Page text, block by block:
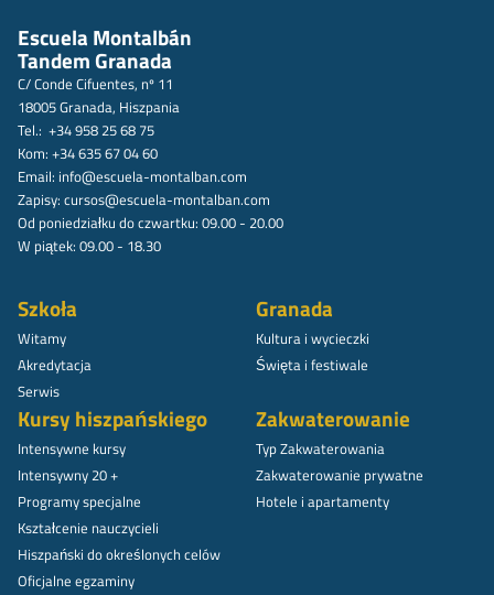
Escuela Montalbán
Tandem Granada
C/ Conde Cifuentes, nº 11
18005 Granada, Hiszpania
Tel.: +34 958 25 68 75
Kom: +34 635 67 04 60
Email: info@escuela-montalban.com
Zapisy: cursos@escuela-montalban.com
Od poniedziałku do czwartku: 09.00 - 20.00
W piątek: 09.00 - 18.30
Szkoła
Witamy
Akredytacja
Serwis
Granada
Kultura i wycieczki
Święta i festiwale
Kursy hiszpańskiego
Intensywne kursy
Intensywny 20 +
Programy specjalne
Kształcenie nauczycieli
Hiszpański do określonych celów
Oficjalne egzaminy
Zakwaterowanie
Typ Zakwaterowania
Zakwaterowanie prywatne
Hotele i apartamenty